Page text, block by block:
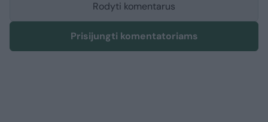
Rodyti komentarus
Prisijungti komentatoriams